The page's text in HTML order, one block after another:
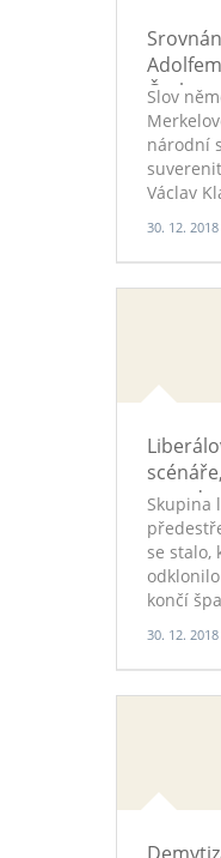
Slov
národní
Václav
statusu
k tomu
srovnal
30. 12.
Skupina
se stalo,
končí
30. 12.